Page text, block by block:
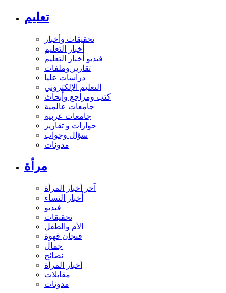
تعليم
تحقيقات وأخبار
أخبار التعليم
فيديو أخبار التعليم
تقارير وملفات
دراسات عليا
التعليم الإلكتروني
كتب ومراجع وأبحاث
جامعات عالمية
جامعات عربية
حوارات و تقارير
سؤال وجواب
مدونات
مرأة
آخر أخبار المرأة
أخبار النساء
فيديو
تحقيقات
الأم والطفل
فنجان قهوة
جمال
نصائح
أخبار المرأة
مقابلات
مدونات